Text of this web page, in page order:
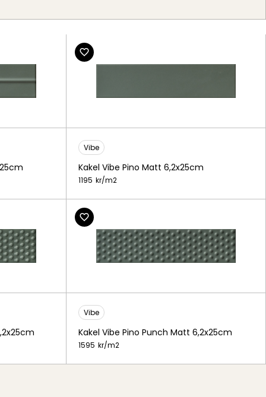
Vibe
Kakel Vibe Pino Matt 6,2x25cm
1195 kr/m2
Vibe
Kakel Vibe Pino Punch Matt 6,2x25cm
1595 kr/m2